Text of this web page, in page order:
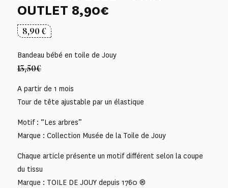
OUTLET 8,90€
8,90€
Bandeau bébé en toile de Jouy
13,50€
A partir de 1 mois
Tour de tête ajustable par un élastique
Motif : “Les arbres”
Marque : Collection Musée de la Toile de Jouy
Chaque article présente un motif différent selon la coupe
du tissu
Marque : TOILE DE JOUY depuis 1760 ®